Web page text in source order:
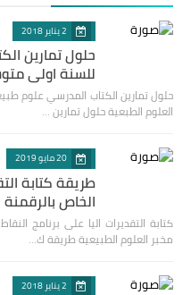
2 يناير 2018
حلول تمارين
للسنة اولى
حلول تمارين الكتاب المدرسي علوم
العلوم الطبعية حلول تمارين …
20 مايو 2019
طريقة كتابة
الخاص بالرقمنة
كتابة التقديرات اليا على برنامج
مخبر العلوم الطبيعية طريقة ك…
2 يناير 2018